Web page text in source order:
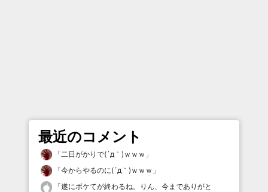
最近のコメント
「二日がかりで(´д｀)ｗｗｗ 」
「今からやるのに(´д｀)ｗｗｗ 」
「遂にボケてが終わるね。りん、今までありがと